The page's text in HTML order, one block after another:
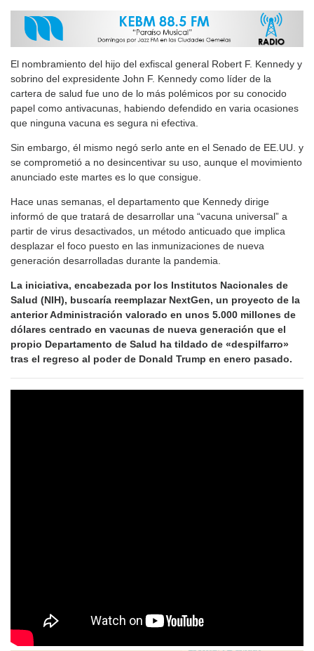
El nombramiento del hijo del exfiscal general Robert F. Kennedy y
sobrino del expresidente John F. Kennedy como líder de la
cartera de salud fue uno de lo más polémicos por su conocido
papel como antivacunas, habiendo defendido en varia ocasiones
que ninguna vacuna es segura ni efectiva.
Sin embargo, él mismo negó serlo ante en el Senado de EE.UU. y
se comprometió a no desincentivar su uso, aunque el movimiento
anunciado este martes es lo que consigue.
Hace unas semanas, el departamento que Kennedy dirige
informó de que tratará de desarrollar una “vacuna universal” a
partir de virus desactivados, un método anticuado que implica
desplazar el foco puesto en las inmunizaciones de nueva
generación desarrolladas durante la pandemia.
La iniciativa, encabezada por los Institutos Nacionales de
Salud (NIH), buscaría reemplazar NextGen, un proyecto de la
anterior Administración valorado en unos 5.000 millones de
dólares centrado en vacunas de nueva generación que el
propio Departamento de Salud ha tildado de «despilfarro»
tras el regreso al poder de Donald Trump en enero pasado.